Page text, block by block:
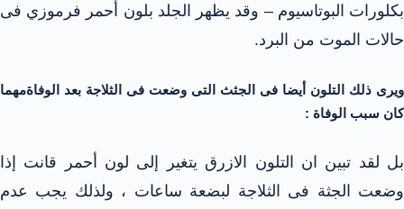
بكلورات البوتاسيوم – وقد يظهر الجلد بلون أحمر فرموزي فى
حالات الموت من البرد.
ويرى ذلك التلون أيضا فى الجثث التى وضعت فى الثلاجة بعد الوفاةمهما
كان سبب الوفاة :
بل لقد تبين ان التلون الازرق يتغير إلى لون أحمر قانت إذا
وضعت الجثة فى الثلاجة لبضعة ساعات ، ولذلك يجب عدم